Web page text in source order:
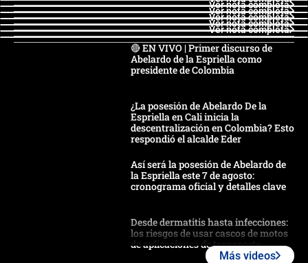
Ver nota completa
Ver nota completa
Ver nota completa
Ver nota completa
Ver nota completa
🔴 EN VIVO | Primer discurso de
Abelardo de la Espriella como
presidente de Colombia
¿La posesión de Abelardo De la
Espriella en Cali inicia la
descentralización en Colombia? Esto
respondió el alcalde Eder
Así será la posesión de Abelardo de
la Espriella este 7 de agosto:
cronograma oficial y detalles clave
Desde dermatitis hasta infecciones:
los riesgos de usar cascos de motos
de aplicaciones de transporte
Más videos